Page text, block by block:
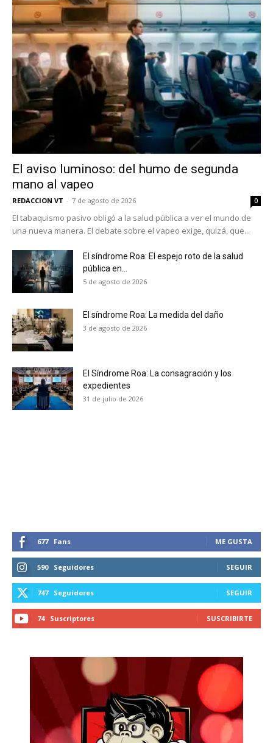
No te pierdas de las
receive all the news of vaping and
tobacco harm reduction in your email.
SUBSCRIBIRSE
El aviso luminoso: del humo de segunda
mano al vapeo
REDACCION VT - 7 de agosto de 2026 0
El tabaquismo pasivo obligó a la salud pública a ver el mundo de
una nueva manera. El debate sobre el vapeo exige, quizá, que...
El síndrome Roa: El espejo roto de la salud
pública en...
5 de agosto de 2026
El síndrome Roa: La medida del daño
3 de agosto de 2026
El Síndrome Roa: La consagración y los
expedientes
31 de julio de 2026
677 Fans ME GUSTA
590 Seguidores SEGUIR
747 Seguidores SEGUIR
74 Suscriptores SUSCRIBIRTE